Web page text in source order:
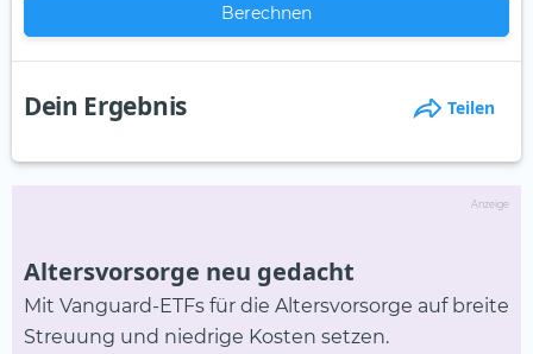
Berechnen
Dein Ergebnis Teilen
Anzeige
Altersvorsorge neu gedacht
Mit Vanguard-ETFs für die Altersvorsorge auf breite
Streuung und niedrige Kosten setzen.